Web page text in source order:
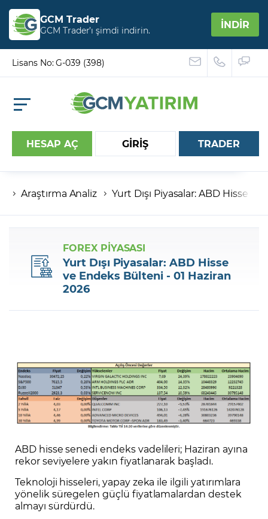
GCM Trader
GCM Trader’ı şimdi indirin. İNDİR
Lisans No: G-039 (398)
HESAP AÇ GİRİŞ
Hesap numaranız
Şifreniz
TRADER
Araştırma Analiz Yurt Dışı Piyasalar: ABD Hisse
FOREX PİYASASI
Yurt Dışı Piyasalar: ABD Hisse
ve Endeks Bülteni - 01 Haziran
2026
ABD hisse senedi endeks vadelileri; Haziran ayına
rekor seviyelere yakın fiyatlanarak başladı.
Teknoloji hisseleri, yapay zeka ile ilgili yatırımlara
yönelik süregelen güçlü fiyatlamalardan destek
almayı sürdürdü.